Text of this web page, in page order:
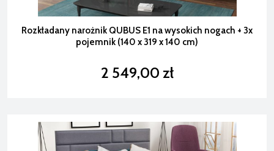
Rozkładany narożnik QUBUS E1 na wysokich nogach + 3x
pojemnik (140 x 319 x 140 cm)
2 549,00 zł